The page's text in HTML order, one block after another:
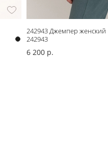
242943 Джемпер женский
242943
6 200 р.